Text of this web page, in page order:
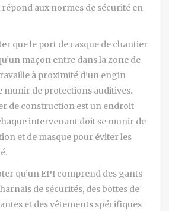
aux normes de sécurité en
que le port de casque de chantier
maçon entre dans la zone de
à proximité d’un engin
munir de protections auditives.
de construction est un endroit
intervenant doit se munir de
et de masque pour éviter les
qu’un EPI comprend des gants
de sécurités, des bottes de
et des vêtements spécifiques